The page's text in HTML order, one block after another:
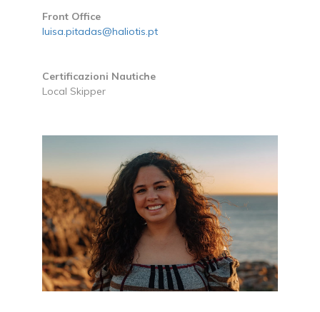
Front Office
luisa.pitadas@haliotis.pt
Certificazioni Nautiche
Local Skipper